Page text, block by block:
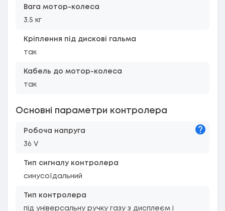
Вага мотор-колеса
3.5 кг
Кріплення під дискові гальма
так
Кабель до мотор-колеса
так
Основні параметри контролера
Робоча напруга
36 V
Тип сигналу контролера
синусоїдальний
Тип контролера
під універсальну ручку газу з дисплеєм і